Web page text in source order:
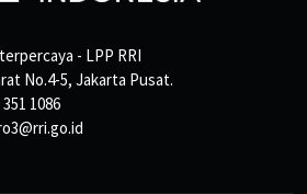
- LPP RRI
No.4-5, Jakarta Pusat.
1086